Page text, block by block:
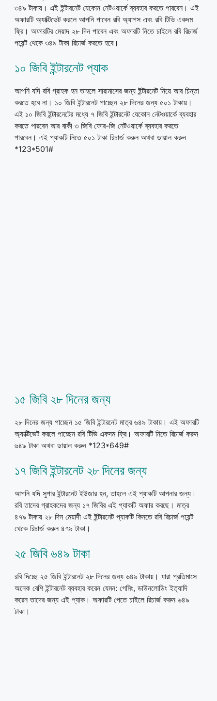
৩৪৯ টাকায়। এই ইন্টারনেট যেকোন নেটওয়ার্কে ব্যবহার করতে পারবেন। এই
অফারটি অ্যাক্টিভেট করলে আপনি পাবেন রবি অ্যাপস এবং রবি টিভি একদম
ফ্রি। অফারটির মেয়াদ ২৮ দিন পাবেন এবং অফারটি নিতে চাইলে রবি রিচার্জ
পয়েন্ট থেকে ৩৪৯ টাকা রিচার্জ করতে হবে।
১০ জিবি ইন্টারনেট প্যাক
আপনি যদি রবি গ্রাহক হন তাহলে সারামাসের জন্য ইন্টারনেট নিয়ে আর চিন্তা
করতে হবে না। ১০ জিবি ইন্টারনেট পাচ্ছেন ২৮ দিনের জন্য ৫০১ টাকায়।
এই ১০ জিবি ইন্টারনেটের মধ্যে ৭ জিবি ইন্টারনেট যেকোন নেটওয়ার্কে ব্যবহার
করতে পারবেন আর বাকী ৩ জিবি ফোর-জি নেটওয়ার্কে ব্যবহার করতে
পারবেন। এই প্যাকটি নিতে ৫০১ টাকা রিচার্জ করুন অথবা ডায়াল করুন
*123*501#
১৫ জিবি ২৮ দিনের জন্য
২৮ দিনের জন্য পাচ্ছেন ১৫ জিবি ইন্টারনেট মাত্র ৬৪৯ টাকায়। এই অফারটি
অ্যাক্টিভেট করলে পাচ্ছেন রবি টিভি একদম ফ্রি। অফারটি নিতে রিচার্জ করুন
৬৪৯ টাকা অথবা ডায়াল করুন *123*649#
১৭ জিবি ইন্টারনেট ২৮ দিনের জন্য
আপনি যদি সুপার ইন্টারনেট ইউজার হন, তাহলে এই প্যাকটি আপনার জন্য।
রবি তাদের গ্রাহকদের জন্য ১৭ জিবির এই প্যাকটি অফার করছে। মাত্র
৪৭৯ টাকায় ২৮ দিন মেয়াদী এই ইন্টারনেট প্যাকটি কিনতে রবি রিচার্জ পয়েন্ট
থেকে রিচার্জ করুন ৪৭৯ টাকা।
২৫ জিবি ৬৪৯ টাকা
রবি দিচ্ছে ২৫ জিবি ইন্টারনেট ২৮ দিনের জন্য ৬৪৯ টাকায়। যারা প্রতিমাসে
অনেক বেশি ইন্টারনেট ব্যবহার করেন যেমন: গেমিং, ডাউনলোডিং ইত্যাদি
করেন তাদের জন্য এই প্যাক। অফারটি পেতে চাইলে রিচার্জ করুন ৬৪৯
টাকা।